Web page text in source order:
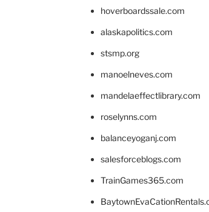
hoverboardssale.com
alaskapolitics.com
stsmp.org
manoelneves.com
mandelaeffectlibrary.com
roselynns.com
balanceyoganj.com
salesforceblogs.com
TrainGames365.com